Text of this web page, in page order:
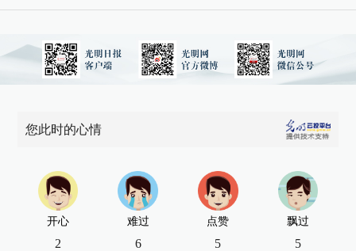
您此时的心情
开心
2
难过
6
点赞
5
飘过
5